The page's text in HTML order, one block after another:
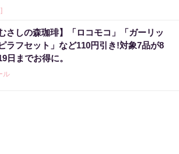
むさしの森珈琲】「ロコモコ」「ガーリッ
ラフセット」など110円引き!対象7品が8
日までお得に。
ル